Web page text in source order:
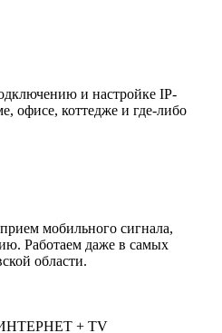
и настройке IP-
офисе, коттедже и где-либо
мобильного сигнала,
Работаем даже в самых
области.